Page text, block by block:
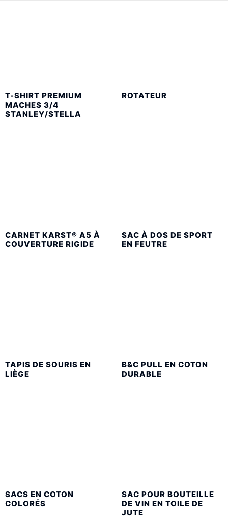
T-SHIRT PREMIUM
MACHES 3/4
STANLEY/STELLA
ROTATEUR
CARNET KARST® A5 À
COUVERTURE RIGIDE
SAC À DOS DE SPORT
EN FEUTRE
TAPIS DE SOURIS EN
LIÈGE
B&C PULL EN COTON
DURABLE
SACS EN COTON
COLORÉS
SAC POUR BOUTEILLE
DE VIN EN TOILE DE
JUTE